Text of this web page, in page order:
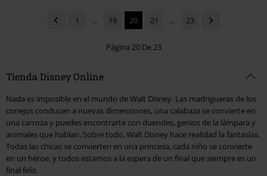
1 ... 19 20 21 ... 23
Página 20 De 23
Tienda Disney Online
Nada es imposible en el mundo de Walt Disney. Las madrigueras de los
conejos conducen a nuevas dimensiones, una calabaza se convierte en
una carroza y puedes encontrarte con duendes, genios de la lámpara y
animales que hablan. Sobre todo, Walt Disney hace realidad la fantasías.
Todas las chicas se convierten en una princesa, cada niño se convierte
en un héroe, y todos estamos a la espera de un final que siempre es un
final feliz.